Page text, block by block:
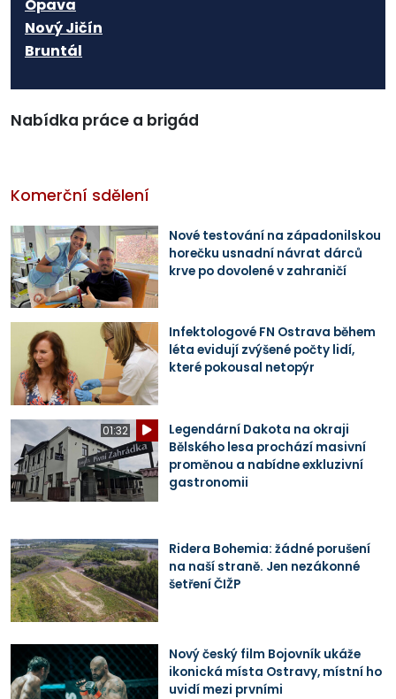
Opava
Nový Jičín
Bruntál
Nabídka práce a brigád
Komerční sdělení
Nové testování na západonilskou
horečku usnadní návrat dárců
krve po dovolené v zahraničí
Infektologové FN Ostrava během
léta evidují zvýšené počty lidí,
které pokousal netopýr
01:32
Legendární Dakota na okraji
Bělského lesa prochází masivní
proměnou a nabídne exkluzivní
gastronomii
Ridera Bohemia: žádné porušení
na naší straně. Jen nezákonné
šetření ČIŽP
Nový český film Bojovník ukáže
ikonická místa Ostravy, místní ho
uvidí mezi prvními